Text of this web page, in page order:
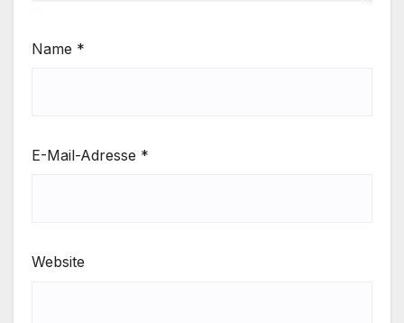
Name *
E-Mail-Adresse *
Website